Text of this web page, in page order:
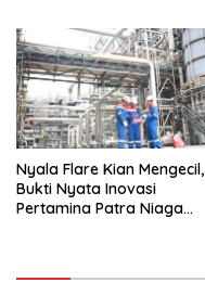
Nyala Flare Kian Mengecil,
Bukti Nyata Inovasi
Pertamina Patra Niaga